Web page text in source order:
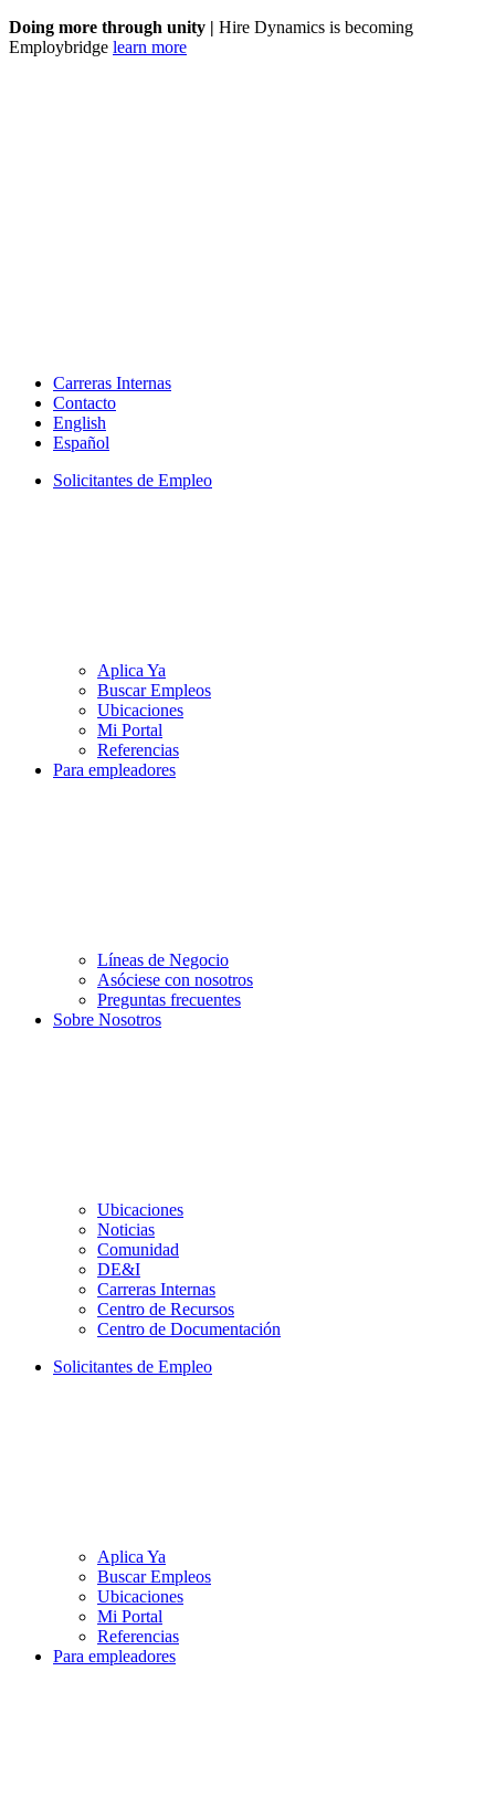
Doing more through unity | Hire Dynamics is becoming
Employbridge learn more
Carreras Internas
Contacto
English
Español
Solicitantes de Empleo
Aplica Ya
Buscar Empleos
Ubicaciones
Mi Portal
Referencias
Para empleadores
Líneas de Negocio
Asóciese con nosotros
Preguntas frecuentes
Sobre Nosotros
Ubicaciones
Noticias
Comunidad
DE&I
Carreras Internas
Centro de Recursos
Centro de Documentación
Solicitantes de Empleo
Aplica Ya
Buscar Empleos
Ubicaciones
Mi Portal
Referencias
Para empleadores